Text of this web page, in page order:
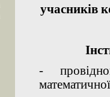
учасників
-